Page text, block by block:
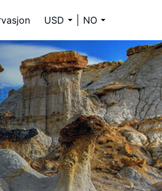
USD NO